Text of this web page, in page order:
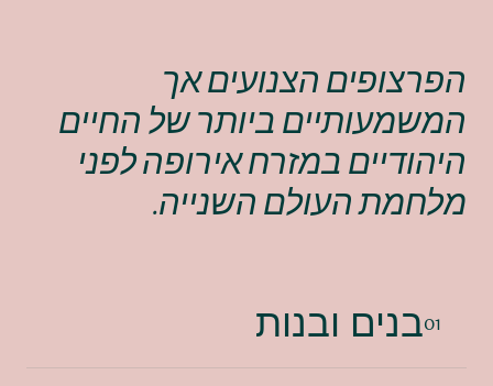
הפרצופים הצנועים אך
המשמעותיים ביותר של החיים
היהודיים במזרח אירופה לפני
מלחמת העולם השנייה.
01בנים ובנות